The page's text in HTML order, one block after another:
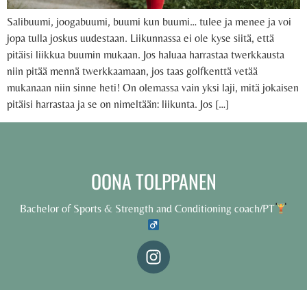
Salibuumi, joogabuumi, buumi kun buumi… tulee ja menee ja voi
jopa tulla joskus uudestaan. Liikunnassa ei ole kyse siitä, että
pitäisi liikkua buumin mukaan. Jos haluaa harrastaa twerkkausta
niin pitää mennä twerkkaamaan, jos taas golfkenttä vetää
mukanaan niin sinne heti! On olemassa vain yksi laji, mitä jokaisen
pitäisi harrastaa ja se on nimeltään: liikunta. Jos […]
OONA TOLPPANEN
Bachelor of Sports & Strength and Conditioning coach/PT